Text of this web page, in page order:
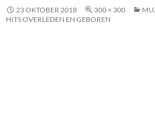
23 OKTOBER 2018 300 × 300
HITS OVERLEDEN EN GEBOREN